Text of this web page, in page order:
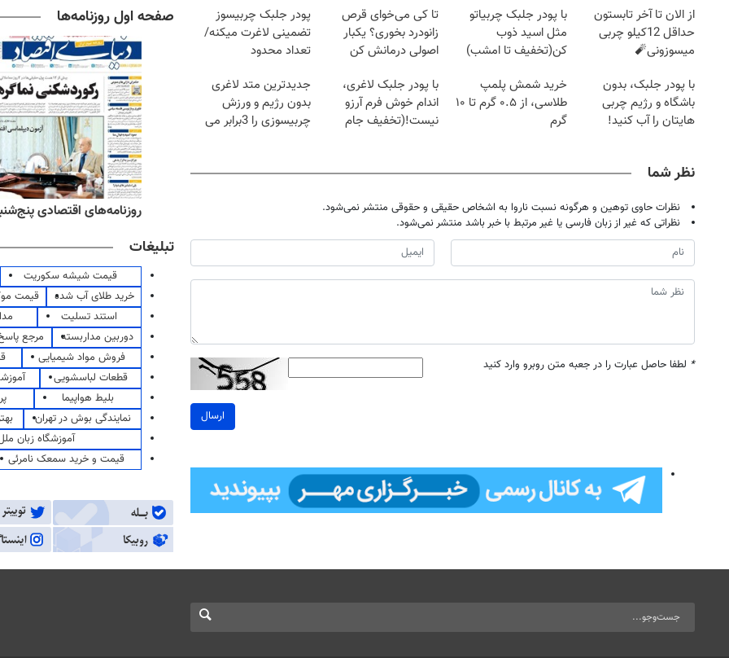
از الان تا آخر تابستون
حداقل 12کیلو چربی
میسوزونی🧨
با پودر جلبک چربیاتو
مثل اسید ذوب
کن(تخفیف تا امشب)
تا کی می‌خوای قرص
زانودرد بخوری؟ یکبار
اصولی درمانش کن
پودر جلبک چربیسوز
تضمینی لاغرت میکنه/
تعداد محدود
با پودر جلبک، بدون
باشگاه و رژیم چربی
هایتان را آب کنید!
خرید شمش پلمپ
طلاسی، از ۰.۵ گرم تا ۱۰
گرم
با پودر جلبک لاغری،
اندام خوش فرم آرزو
نیست!(تخفیف جام
جدیدترین متد لاغری
بدون رژیم و ورزش
چربیسوزی را 3برابر می
نظر شما
نظرات حاوی توهین و هرگونه نسبت ناروا به اشخاص حقیقی و حقوقی منتشر نمی‌شود.
نظراتی که غیر از زبان فارسی یا غیر مرتبط با خبر باشد منتشر نمی‌شود.
* لطفا حاصل عبارت را در جعبه متن روبرو وارد کنید
ارسال
صفحه اول روزنامه‌ها
روزنامه‌های اقتصادی چهارشنبه ۱۴ مرداد ۱۴۰۵ روزنامه‌های ورزشی پنج‌شنبه ۱۵ مرداد ۱۴۰۵ روزنامه‌های اقتصادی پنج‌شنبه ۱۵ مرداد
تبلیغات
قیمت شیشه سکوریت
خرید طلای آب شده
قیمت
استند تسلیت
دوربین مداربسته
مرجع
فروش مواد شیمیایی
قطعات لباسشویی
بلیط هواپیما
نمایندگی بوش در تهران
آموزشگاه زبان
قیمت و خرید سمعک نامرئی